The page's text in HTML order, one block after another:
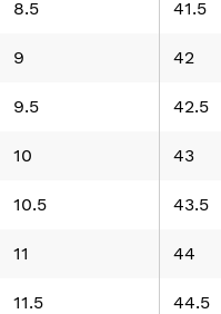
8.5 41.5
9 42
9.5 42.5
10 43
10.5 43.5
11 44
11.5 44.5